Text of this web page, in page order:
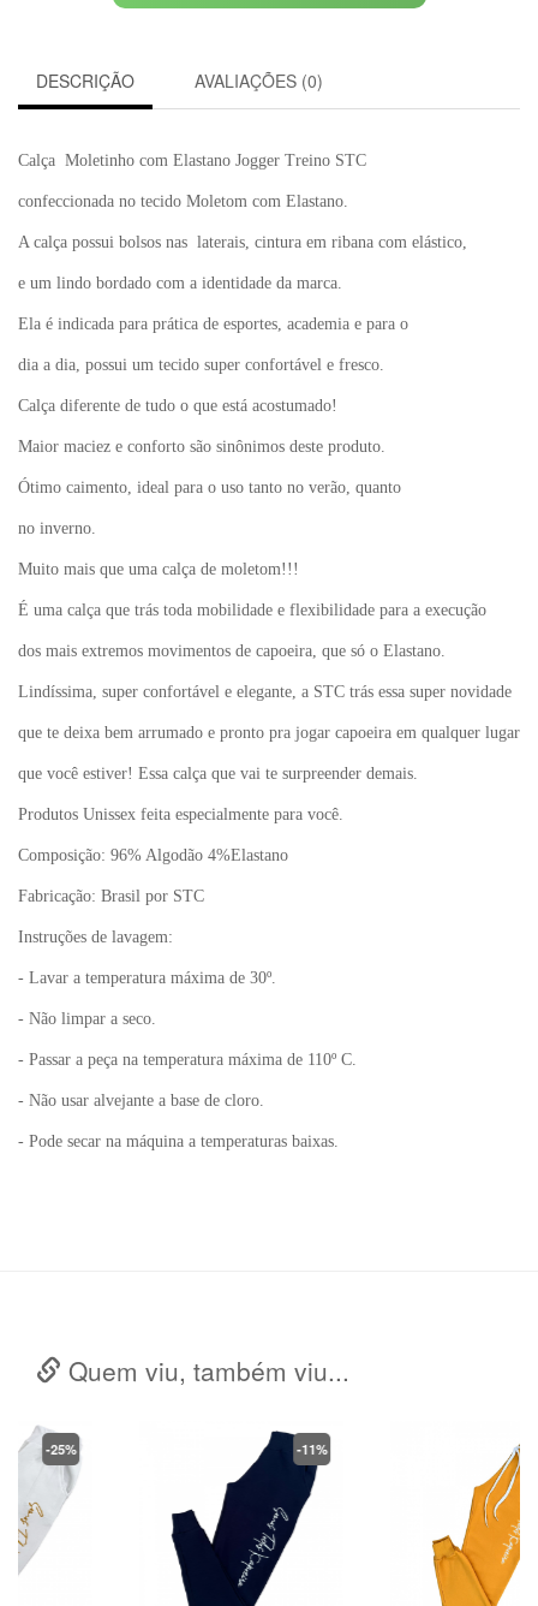
DESCRIÇÃO AVALIAÇÕES (0)
Calça Moletinho com Elastano Jogger Treino STC
confeccionada no tecido Moletom com Elastano.
A calça possui bolsos nas laterais, cintura em ribana com elástico,
e um lindo bordado com a identidade da marca.
Ela é indicada para prática de esportes, academia e para o
dia a dia, possui um tecido super confortável e fresco.
Calça diferente de tudo o que está acostumado!
Maior maciez e conforto são sinônimos deste produto.
Ótimo caimento, ideal para o uso tanto no verão, quanto
no inverno.
Muito mais que uma calça de moletom!!!
É uma calça que trás toda mobilidade e flexibilidade para a execução
dos mais extremos movimentos de capoeira, que só o Elastano.
Lindíssima, super confortável e elegante, a STC trás essa super novidade
que te deixa bem arrumado e pronto pra jogar capoeira em qualquer lugar
que você estiver! Essa calça que vai te surpreender demais.
Produtos Unissex feita especialmente para você.
Composição: 96% Algodão 4%Elastano
Fabricação: Brasil por STC
Instruções de lavagem:
- Lavar a temperatura máxima de 30º.
- Não limpar a seco.
- Passar a peça na temperatura máxima de 110º C.
- Não usar alvejante a base de cloro.
- Pode secar na máquina a temperaturas baixas.
Quem viu, também viu...